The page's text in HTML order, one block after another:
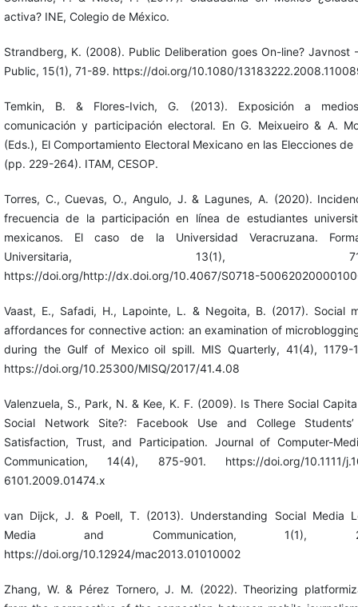
activa? INE, Colegio de México.
Strandberg, K. (2008). Public Deliberation goes On-line? Javnost
Public, 15(1), 71-89. https://doi.org/10.1080/
Temkin, B. & Flores-Ivich, G. (2013). Exposición a
comunicación y participación electoral. En G. Meixueiro & A.
(Eds.), El Comportamiento Electoral Mexicano en las Elecciones de
(pp. 229-264). ITAM, CESOP.
Torres, C., Cuevas, O., Angulo, J. & Lagunes, A. (2020).
frecuencia de la participación en línea de estudiantes
mexicanos. El caso de la Universidad Veracruzana.
Universitaria, 13(1), 71-
https://doi.org/http://dx.doi.org/10.4067/S0718-
Vaast, E., Safadi, H., Lapointe, L. & Negoita, B. (2017). Social
affordances for connective action: an examination of
during the Gulf of Mexico oil spill. MIS Quarterly, 41(4), 1179-
https://doi.org/10.25300/MISQ/2017/41.4.08
Valenzuela, S., Park, N. & Kee, K. F. (2009). Is There Social
Social Network Site?: Facebook Use and College
Satisfaction, Trust, and Participation. Journal of Computer-
Communication, 14(4), 875-901. https://doi.org/10.1111/
6101.2009.01474.x
van Dijck, J. & Poell, T. (2013). Understanding Social Media
Media and Communication, 1(1), 2-
https://doi.org/10.12924/mac2013.01010002
Zhang, W. & Pérez Tornero, J. M. (2022). Theorizing